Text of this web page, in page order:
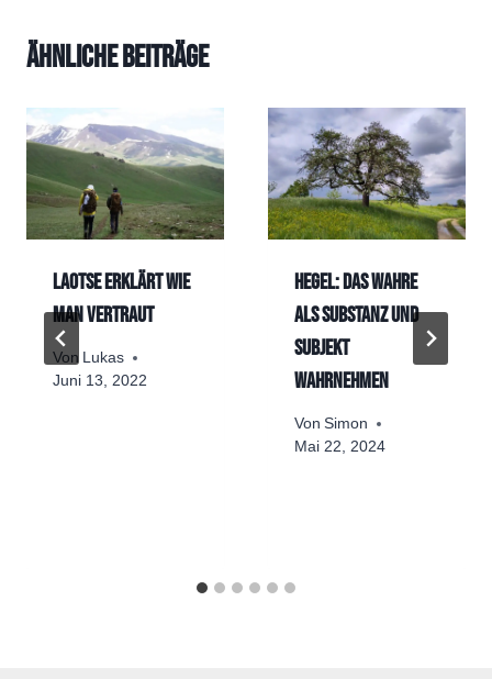
Ähnliche Beiträge
Laotse erklärt wie
man vertraut
Von Lukas
Juni 13, 2022
Hegel: Das Wahre
als Substanz und
Subjekt
wahrnehmen
Von Simon
Mai 22, 2024